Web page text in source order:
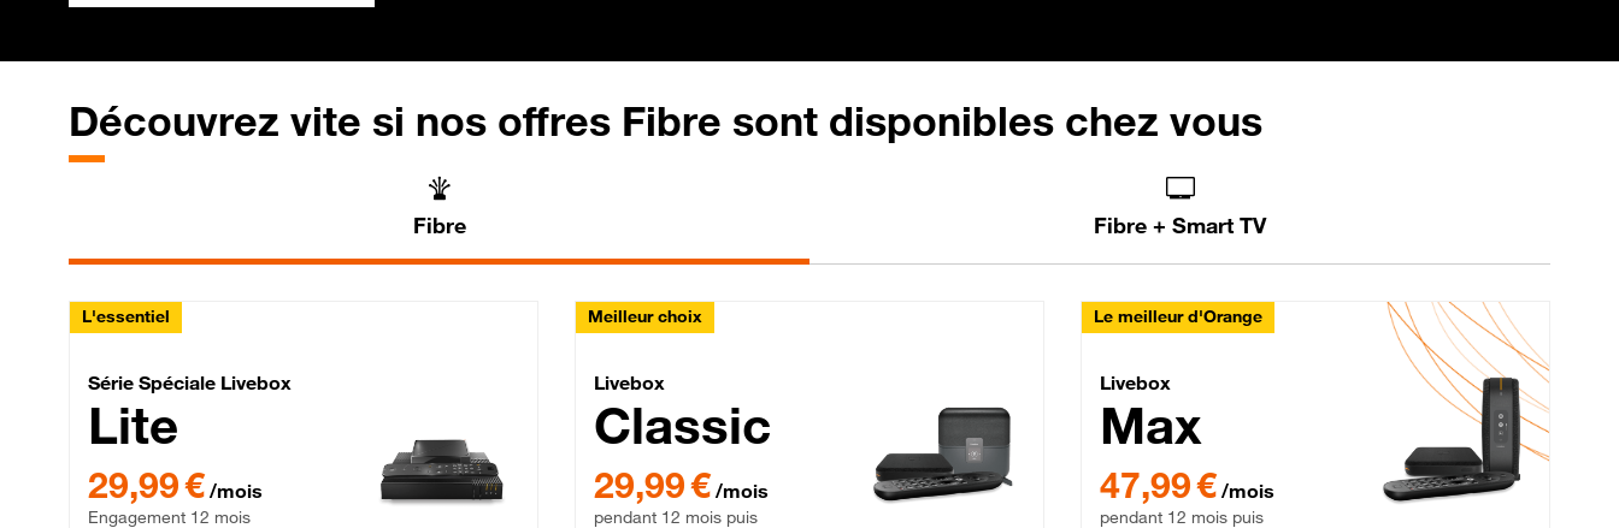
Découvrez vite si nos offres Fibre sont disponibles chez vous
Fibre Fibre + Smart TV
L'essentiel
Série Spéciale Livebox Lite Fibre
Série Spéciale Livebox
Lite
29,99 € par mois , Engagement 12 mois
29,99 € /mois
Engagement 12 mois
Meilleur choix
Livebox Classic Fibre
Livebox
Classic
29,99 € par mois pendant 12 mois puis 42,99 € par mois, Engagement 12 mois
29,99 € /mois
pendant 12 mois puis
Le meilleur d'Orange
Livebox Max Fibre
Livebox
Max
47,99 € par mois pendant 12 mois puis 57,99 € par mois,
47,99 € /mois
pendant 12 mois puis